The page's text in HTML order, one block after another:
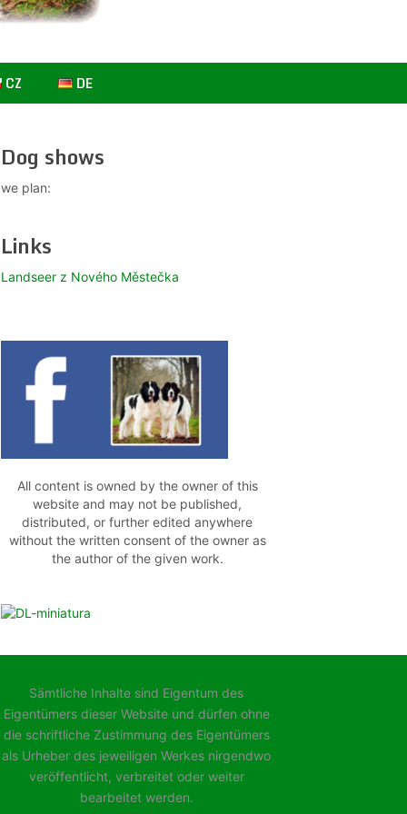
CZ DE
Dog shows
we plan:
Links
Landseer z Nového Městečka
All content is owned by the owner of this
website and may not be published,
distributed, or further edited anywhere
without the written consent of the owner as
the author of the given work.
Sämtliche Inhalte sind Eigentum des
Eigentümers dieser Website und dürfen ohne
die schriftliche Zustimmung des Eigentümers
als Urheber des jeweiligen Werkes nirgendwo
veröffentlicht, verbreitet oder weiter
bearbeitet werden.